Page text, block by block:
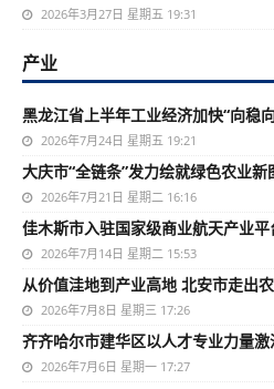
2026年3月27日 星期五 19:31
产业
黑龙江省上半年工业经济加快“向稳
2026年7月24日 星期五 19:21
大庆市“全链条”发力绘就绿色农业新
2026年7月21日 星期二 16:16
佳木斯市入驻国家级商业航天产业平
2026年7月14日 星期二 15:53
从价值洼地到产业高地 北安市走出
2026年7月8日 星期三 17:26
齐齐哈尔市建华区以人才专业力量
2026年7月6日 星期一 17:27